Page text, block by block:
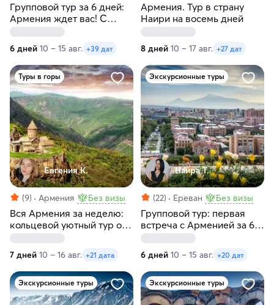
Групповой тур за 6 дней:
Армения ждет вас! С
заездами по
понедельникам и
вторникам
6 дней 10 – 15 авг. +39 дат
Армения. Тур в страну
Наири на восемь дней
8 дней 10 – 17 авг. +27 дат
Туры в горы
Евгения К.
(9) Армения Без визы
Вся Армения за неделю:
кольцевой уютный тур от
столицы до Татева
7 дней 10 – 16 авг. +21 дата
Экскурсионные туры
Наира Т.
(22) Ереван Без визы
Групповой тур: первая
встреча с Арменией за 6
дней. С заездами по
понедельникам и
субботам
6 дней 10 – 15 авг. +20 дат
Экскурсионные туры Экскурсионные туры